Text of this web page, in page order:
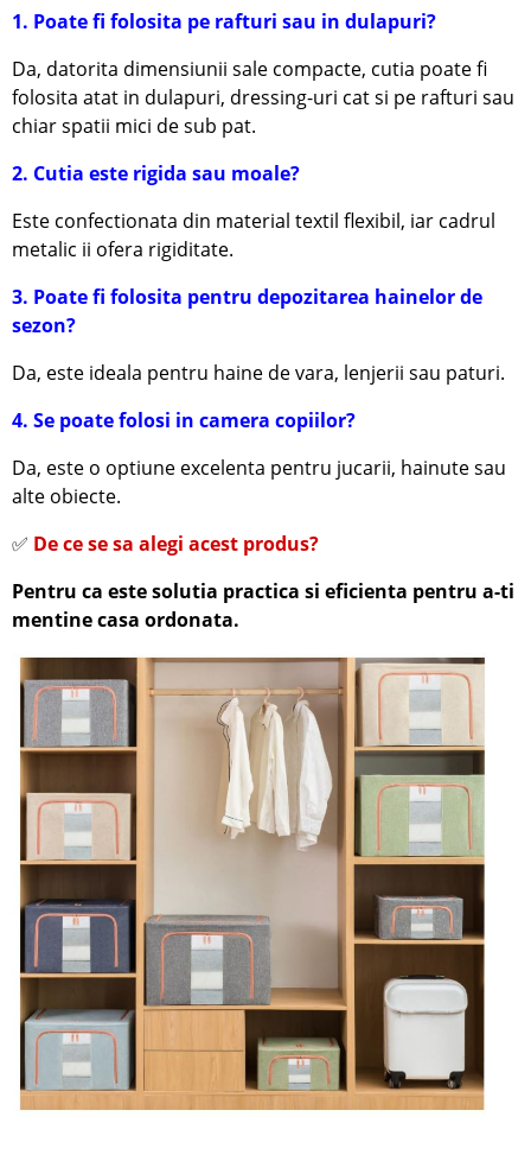
1. Poate fi folosita pe rafturi sau in dulapuri?
Da, datorita dimensiunii sale compacte, cutia poate fi
folosita atat in dulapuri, dressing-uri cat si pe rafturi sau
chiar spatii mici de sub pat.
2. Cutia este rigida sau moale?
Este confectionata din material textil flexibil, iar cadrul
metalic ii ofera rigiditate.
3. Poate fi folosita pentru depozitarea hainelor de
sezon?
Da, este ideala pentru haine de vara, lenjerii sau paturi.
4. Se poate folosi in camera copiilor?
Da, este o optiune excelenta pentru jucarii, hainute sau
alte obiecte.
✅ De ce se sa alegi acest produs?
Pentru ca este solutia practica si eficienta pentru a-ti
mentine casa ordonata.